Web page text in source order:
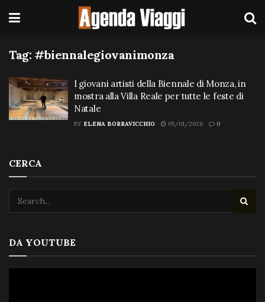
Tag: #biennalegiovanimonza
I giovani artisti della Biennale di Monza, in
mostra alla Villa Reale per tutte le feste di
Natale
BY ELENA BORRAVICCHIO 05/01/2026 0
CERCA
DA YOUTUBE